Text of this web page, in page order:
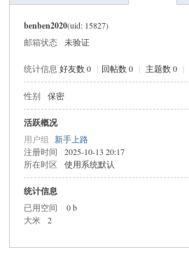
benben2020(uid: 15827)
邮箱状态
未验证
统计信息 好友数 0 | 回帖数 0 | 主题数 0 |
性别 保密
活跃概况
用户组 新手上路
注册时间
2025-10-13 20:17
所在时区
使用系统默认
统计信息
已用空间 0 b
大米
2